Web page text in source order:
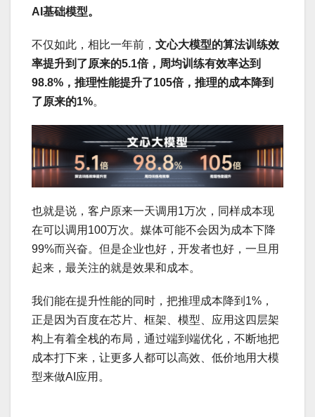
AI基础模型。
不仅如此，相比一年前， 文心大模型的算法训练效
率提升到了原来的5.1倍，周均训练有效率达到
98.8%，推理性能提升了105倍，推理的成本降到
了原来的1%。
也就是说，客户原来一天调用1万次，同样成本现
在可以调用100万次。媒体可能不会因为成本下降
99%而兴奋。但是企业也好，开发者也好，一旦用
起来，最关注的就是效果和成本。
我们能在提升性能的同时，把推理成本降到1%，
正是因为百度在芯片、框架、模型、应用这四层架
构上有着全栈的布局，通过端到端优化，不断地把
成本打下来，让更多人都可以高效、低价地用大模
型来做AI应用。